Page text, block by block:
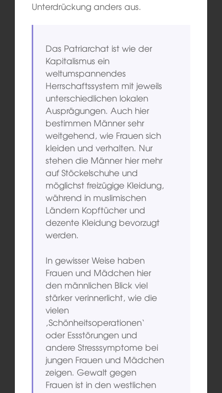
Unterdrückung anders aus.
Das Patriarchat ist wie der
Kapitalismus ein
weltumspannendes
Herrschaftssystem mit jeweils
unterschiedlichen lokalen
Ausprägungen. Auch hier
bestimmen Männer sehr
weitgehend, wie Frauen sich
kleiden und verhalten. Nur
stehen die Männer hier mehr
auf Stöckelschuhe und
möglichst freizügige Kleidung,
während in muslimischen
Ländern Kopftücher und
dezente Kleidung bevorzugt
werden.
In gewisser Weise haben
Frauen und Mädchen hier
den männlichen Blick viel
stärker verinnerlicht, wie die
vielen
‚Schönheitsoperationen‘
oder Essstörungen und
andere Stresssymptome bei
jungen Frauen und Mädchen
zeigen. Gewalt gegen
Frauen ist in den westlichen